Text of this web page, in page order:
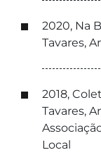
2020, Na
Tavares,
2018,
Tavares,
Local